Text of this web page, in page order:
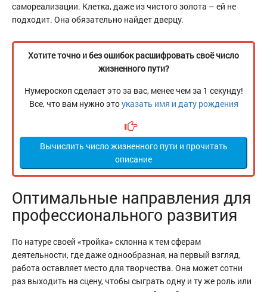
самореализации. Клетка, даже из чистого золота – ей не
подходит. Она обязательно найдет дверцу.
Хотите точно и без ошибок расшифровать своё число
жизненного пути?
Нумероскоп сделает это за вас, менее чем за 1 секунду!
Все, что вам нужно этоуказать имя и дату рождения
Вычислить число жизненного пути и прочитать
описание
Оптимальные направления для
профессионального развития
По натуре своей «тройка» склонна к тем сферам
деятельности, где даже однообразная, на первый взгляд,
работа оставляет место для творчества. Она может сотни
раз выходить на сцену, чтобы сыграть одну и ту же роль или